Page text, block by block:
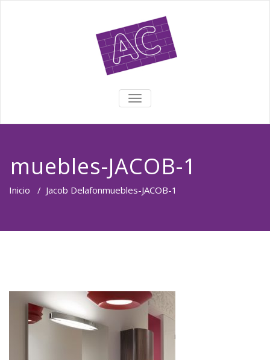
TOGGLE NAVIGATION
muebles-JACOB-1
Inicio / Jacob Delafonmuebles-JACOB-1